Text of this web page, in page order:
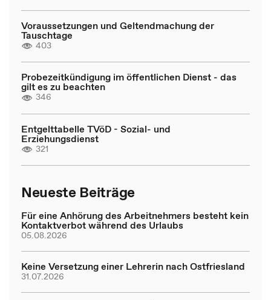
Voraussetzungen und Geltendmachung der
Tauschtage
403
Probezeitkündigung im öffentlichen Dienst - das
gilt es zu beachten
346
Entgelttabelle TVöD - Sozial- und
Erziehungsdienst
321
Neueste Beiträge
Für eine Anhörung des Arbeitnehmers besteht kein
Kontaktverbot während des Urlaubs
05.08.2026
Keine Versetzung einer Lehrerin nach Ostfriesland
31.07.2026